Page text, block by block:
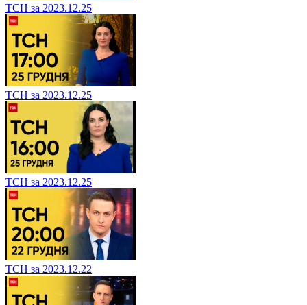
ТСН за 2023.12.25
ТСН за 2023.12.25
ТСН за 2023.12.25
ТСН за 2023.12.22